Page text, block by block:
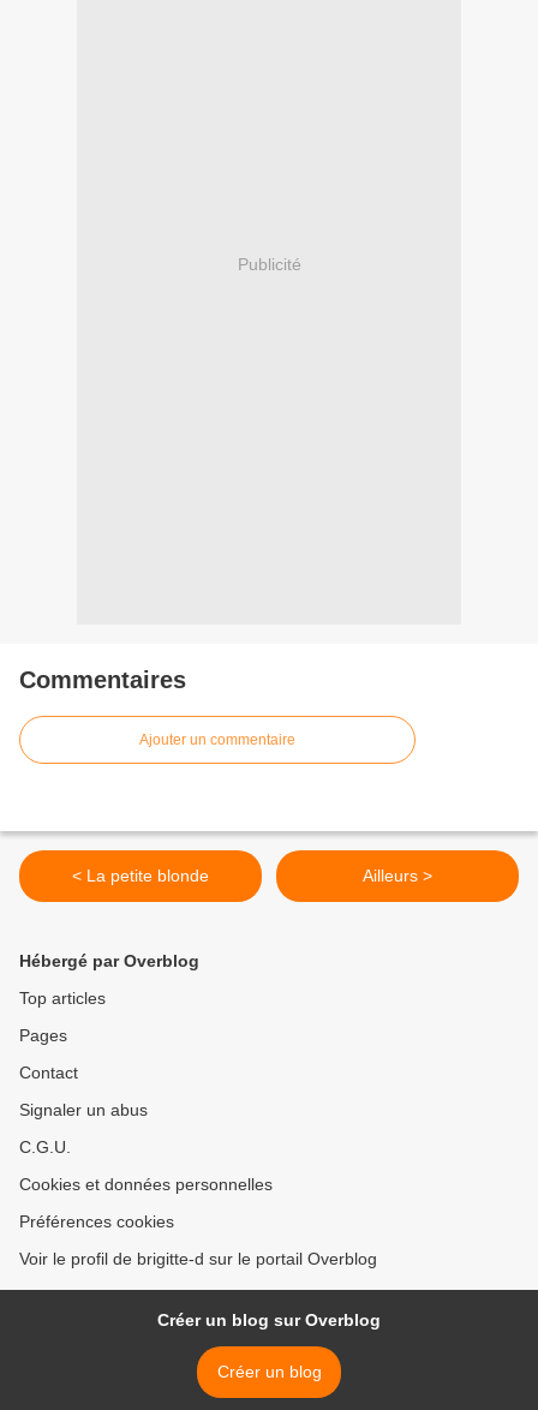
Publicité
Commentaires
Ajouter un commentaire
< La petite blonde Ailleurs >
Hébergé par Overblog
Top articles
Pages
Contact
Signaler un abus
C.G.U.
Cookies et données personnelles
Préférences cookies
Voir le profil de brigitte-d sur le portail Overblog
Créer un blog sur Overblog
Créer un blog